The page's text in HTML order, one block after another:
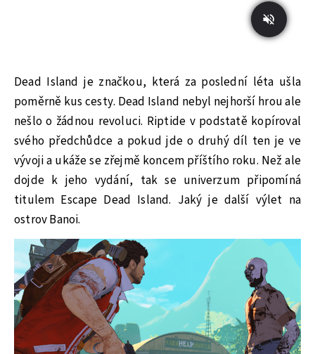
Dead Island je značkou, která za poslední léta ušla
poměrně kus cesty. Dead Island nebyl nejhorší hrou ale
nešlo o žádnou revoluci. Riptide v podstatě kopíroval
svého předchůdce a pokud jde o druhý díl ten je ve
vývoji a ukáže se zřejmě koncem příštího roku. Než ale
dojde k jeho vydání, tak se univerzum připomíná
titulem Escape Dead Island. Jaký je další výlet na
ostrov Banoi.